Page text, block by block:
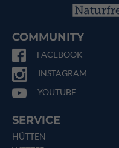
COMMUNITY
FACEBOOK
INSTAGRAM
YOUTUBE
SERVICE
HÜTTEN